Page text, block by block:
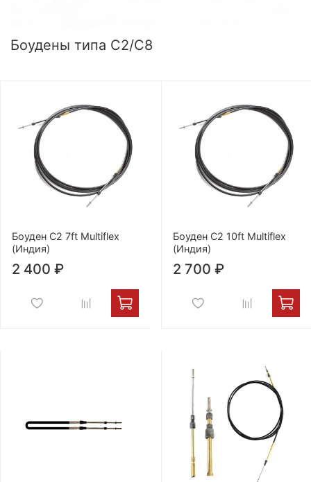
Боудены типа C2/C8
Боуден С2 7ft Multiflex
(Индия)
2 400 ₽
Боуден С2 10ft Multiflex
(Индия)
2 700 ₽